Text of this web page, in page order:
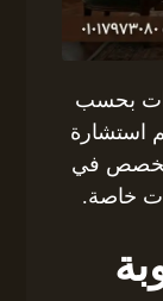
بحسب
استشارة
في
خاصة.